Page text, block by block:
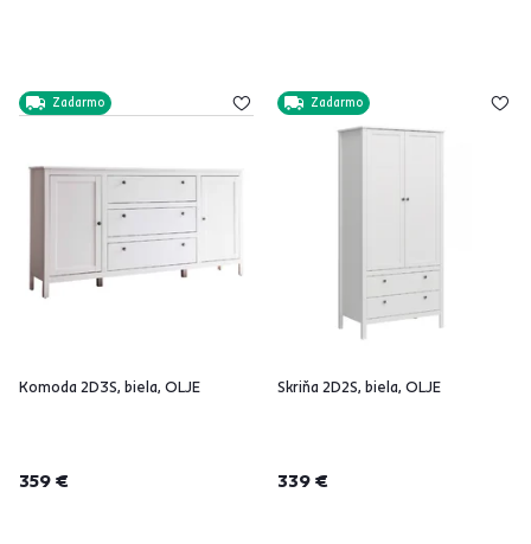
Zadarmo
Komoda 2D3S, biela, OLJE
359 €
Zadarmo
Skriňa 2D2S, biela, OLJE
339 €